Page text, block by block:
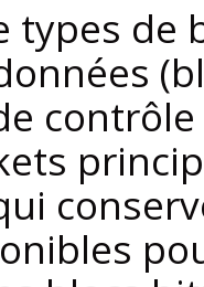
types de